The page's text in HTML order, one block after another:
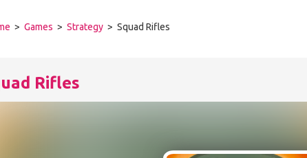
> Games > Strategy> Squad Rifles
Rifles